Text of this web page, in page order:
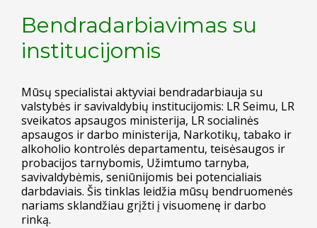
Bendradarbiavimas su
institucijomis
Mūsų specialistai aktyviai bendradarbiauja su
valstybės ir savivaldybių institucijomis: LR Seimu, LR
sveikatos apsaugos ministerija, LR socialinės
apsaugos ir darbo ministerija, Narkotikų, tabako ir
alkoholio kontrolės departamentu, teisėsaugos ir
probacijos tarnybomis, Užimtumo tarnyba,
savivaldybėmis, seniūnijomis bei potencialiais
darbdaviais. Šis tinklas leidžia mūsų bendruomenės
nariams sklandžiau grįžti į visuomenę ir darbo
rinką.